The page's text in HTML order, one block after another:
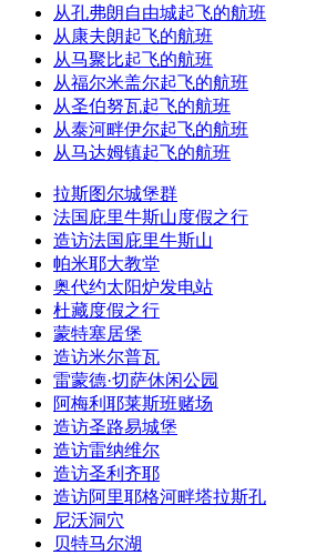
从孔弗朗自由城起飞的航班
从康夫朗起飞的航班
从马聚比起飞的航班
从福尔米盖尔起飞的航班
从圣伯努瓦起飞的航班
从泰河畔伊尔起飞的航班
从马达姆镇起飞的航班
拉斯图尔城堡群
法国庇里牛斯山度假之行
造访法国庇里牛斯山
帕米耶大教堂
奥代约太阳炉发电站
杜藏度假之行
蒙特塞居堡
造访米尔普瓦
雷蒙德·切萨休闲公园
阿梅利耶莱斯班赌场
造访圣路易城堡
造访雷纳维尔
造访圣利齐耶
造访阿里耶格河畔塔拉斯孔
尼沃洞穴
贝特马尔湖